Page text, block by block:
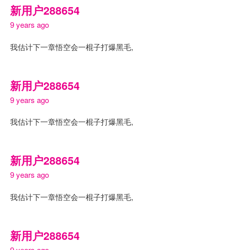
新用户288654
9 years ago
我估计下一章悟空会一棍子打爆黑毛,
新用户288654
9 years ago
我估计下一章悟空会一棍子打爆黑毛,
新用户288654
9 years ago
我估计下一章悟空会一棍子打爆黑毛,
新用户288654